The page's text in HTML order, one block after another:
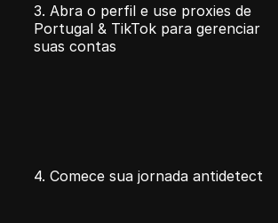
3. Abra o perfil e use proxies de
Portugal & TikTok para gerenciar
suas contas
4. Comece sua jornada antidetect